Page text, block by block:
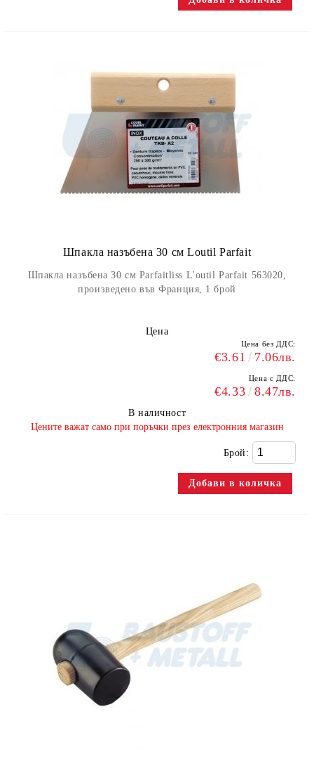
Шпакла назъбена 30 см Loutil Parfait
Шпакла назъбена 30 см Parfaitliss L'outil Parfait 563020,
произведено във Франция, 1 брой
Цена
Цена без ДДС:
€3.61 7.06лв.
Цена с ДДС:
€4.33 8.47лв.
В наличност
​Цените важат само при поръчки през електронния магазин
Брой: